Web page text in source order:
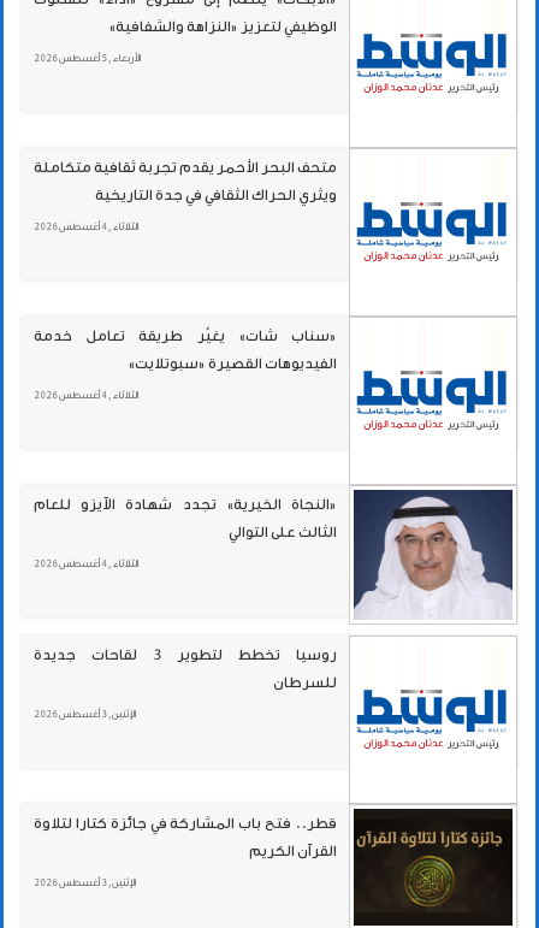
الوظيفي لتعزيز «النزاهة والشفافية»
الأربعاء , 5 أغسطس 2026
متحف البحر الأحمر يقدم تجربة ثقافية متكاملة
ويثري الحراك الثقافي في جدة التاريخية
الثلاثاء , 4 أغسطس 2026
«سناب شات» يغيّر طريقة تعامل خدمة
الفيديوهات القصيرة «سبوتلايت»
الثلاثاء , 4 أغسطس 2026
«النجاة الخيرية» تجدد شهادة الآيزو للعام
الثالث على التوالي
الثلاثاء , 4 أغسطس 2026
روسيا تخطط لتطوير 3 لقاحات جديدة
للسرطان
الإثنين , 3 أغسطس 2026
قطر.. فتح باب المشاركة في جائزة كتارا لتلاوة
القرآن الكريم
الإثنين , 3 أغسطس 2026